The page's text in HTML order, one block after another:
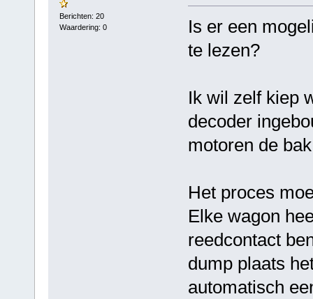
Berichten: 20
Waardering: 0
Is er een
te lezen?
Ik wil zelf kiep
decoder
motoren de
Het proces
Elke wagon
reedcontact
dump plaats
automatisch